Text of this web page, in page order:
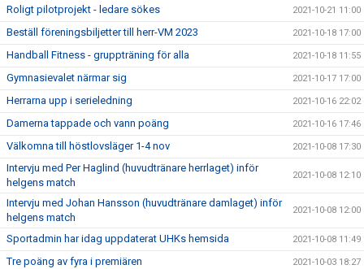
Roligt pilotprojekt - ledare sökes 2021-10-21 11:00
Beställ föreningsbiljetter till herr-VM 2023 2021-10-18 17:00
Handball Fitness - gruppträning för alla 2021-10-18 11:55
Gymnasievalet närmar sig 2021-10-17 17:00
Herrarna upp i serieledning 2021-10-16 22:02
Damerna tappade och vann poäng 2021-10-16 17:46
Välkomna till höstlovsläger 1-4 nov 2021-10-08 17:30
Intervju med Per Haglind (huvudtränare herrlaget) inför
helgens match
2021-10-08 12:10
Intervju med Johan Hansson (huvudtränare damlaget) inför
helgens match
2021-10-08 12:00
Sportadmin har idag uppdaterat UHKs hemsida 2021-10-08 11:49
Tre poäng av fyra i premiären 2021-10-03 18:27